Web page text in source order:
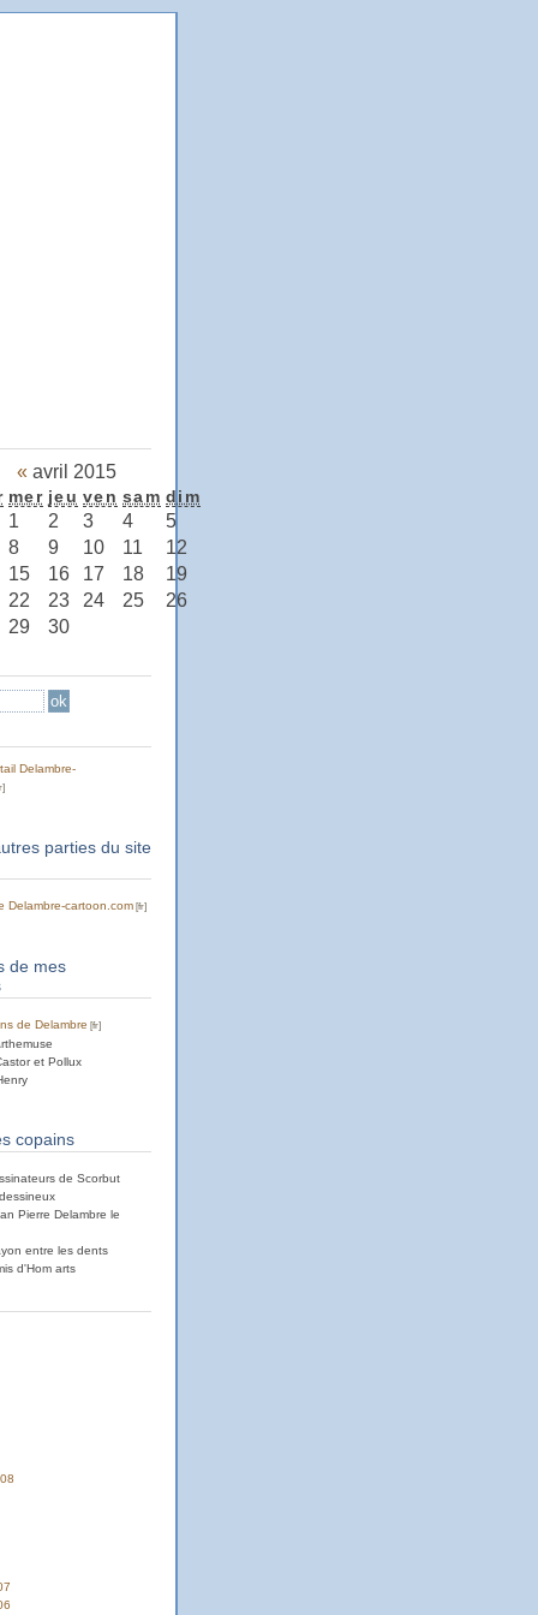
« avril 2015
mer jeu ven sam dim
1 2 3 4
5
8 9 10 11
12
15 16 17 18
19
22 23 24 25
26
29 30
Delambre-
parties du site
Delambre-cartoon.com
de mes
de Delambre
et Pollux
copains
de Scorbut
Pierre Delambre le
entre les dents
d'Hom arts